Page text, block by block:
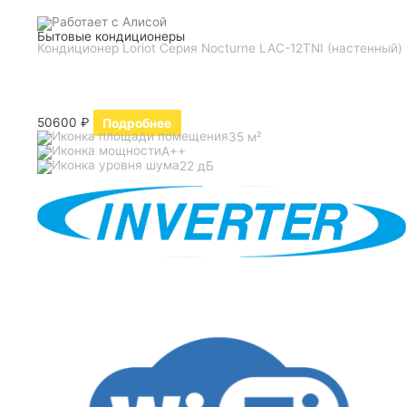
Бытовые кондиционеры
Кондиционер Loriot Серия Nocturne LAC-12TNI (настенный)
50600₽
Подробнее
35 м²
A++
22 дБ